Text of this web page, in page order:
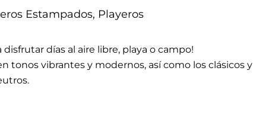
Estampados, Playeros
días al aire libre, playa o campo!
tonos vibrantes y modernos, así como los clásicos y